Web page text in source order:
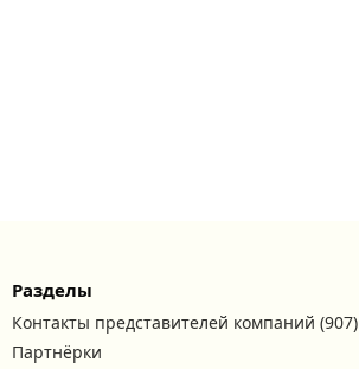
Разделы
Контакты представителей компаний (907)
Партнёрки